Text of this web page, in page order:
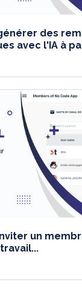
des
avec l'IA à
un